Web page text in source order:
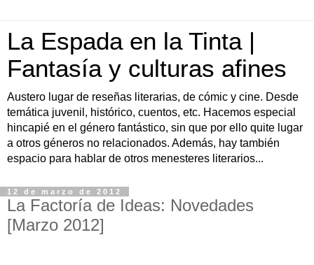
La Espada en la Tinta |
Fantasía y culturas afines
Austero lugar de reseñas literarias, de cómic y cine. Desde
temática juvenil, histórico, cuentos, etc. Hacemos especial
hincapié en el género fantástico, sin que por ello quite lugar
a otros géneros no relacionados. Además, hay también
espacio para hablar de otros menesteres literarios...
12 de marzo de 2012
La Factoría de Ideas: Novedades
[Marzo 2012]